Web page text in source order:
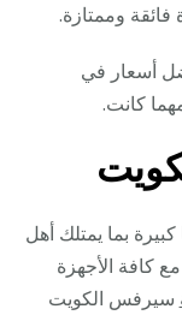
وممتازة.
أسعار في
كانت.
بما يمتلك أهل
كافة الأجهزة
سيرفس الكويت